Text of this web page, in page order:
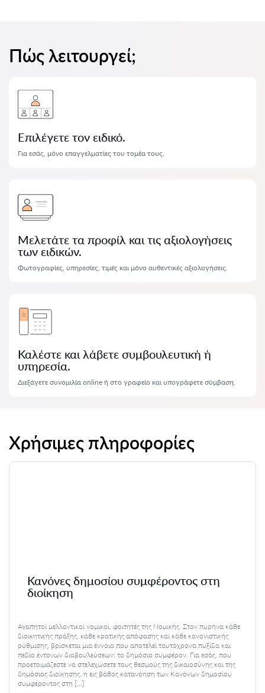
Πώς λειτουργεί;
Επιλέγετε τον ειδικό.
Για εσάς, μόνο επαγγελματίες του τομέα τους.
Μελετάτε τα προφίλ και τις αξιολογήσεις
των ειδικών.
Φωτογραφίες, υπηρεσίες, τιμές και μόνο αυθεντικές αξιολογήσεις.
Καλέστε και λάβετε συμβουλευτική ή
υπηρεσία.
Διεξάγετε συνομιλία online ή στο γραφείο και υπογράφετε σύμβαση.
Χρήσιμες πληροφορίες
Κανόνες δημοσίου συμφέροντος στη
διοίκηση
Αγαπητοί μελλοντικοί νομικοί, φοιτητές της Νομικής, Στον πυρήνα κάθε
διοικητικής πράξης, κάθε κρατικής απόφασης και κάθε κανονιστικής
ρύθμισης, βρίσκεται μια έννοια που αποτελεί ταυτόχρονα πυξίδα και
πεδίο έντονων διαβουλεύσεων: το δημόσιο συμφέρον. Για εσάς, που
προετοιμάζεστε να στελεχώσετε τους θεσμούς της δικαιοσύνης και της
δημόσιας διοίκησης, η εις βάθος κατανόηση των Κανόνων δημοσίου
συμφέροντος στη […]